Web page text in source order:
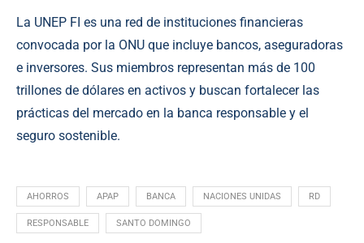
La UNEP FI es una red de instituciones financieras
convocada por la ONU que incluye bancos, aseguradoras
e inversores. Sus miembros representan más de 100
trillones de dólares en activos y buscan fortalecer las
prácticas del mercado en la banca responsable y el
seguro sostenible.
AHORROS APAP BANCA NACIONES UNIDAS RD
RESPONSABLE SANTO DOMINGO